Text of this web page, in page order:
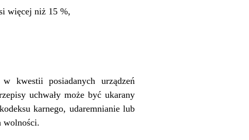
więcej niż 15 %,
kwestii posiadanych urządzeń
uchwały może być ukarany
karnego, udaremnianie lub
wolności.